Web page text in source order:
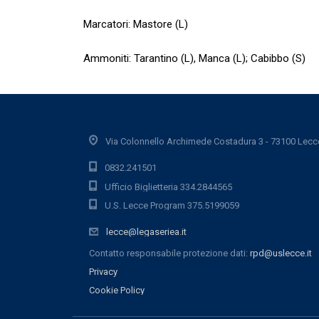
Marcatori: Mastore (L)
Ammoniti: Tarantino (L), Manca (L); Cabibbo (S)
Via Colonnello Archimede Costadura 3 - 73100
0832.241501
Ufficio Biglietteria 334.2844565
U.S. Lecce Program 375.5199059
lecce@legaseriea.it
Contatto responsabile protezione dati: rpd@uslecce.it
Privacy
Cookie Policy